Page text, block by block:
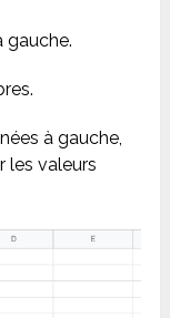
gauche.
à gauche,
les valeurs